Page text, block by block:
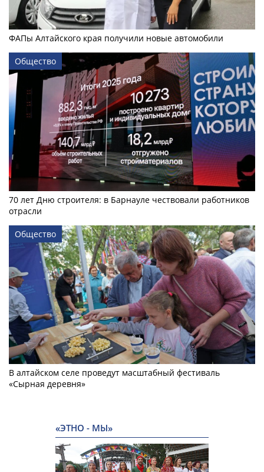
ФАПы Алтайского края получили новые автомобили
Общество
70 лет Дню строителя: в Барнауле чествовали работников
отрасли
Общество
В алтайском селе проведут масштабный фестиваль
«Сырная деревня»
«ЭТНО - МЫ»